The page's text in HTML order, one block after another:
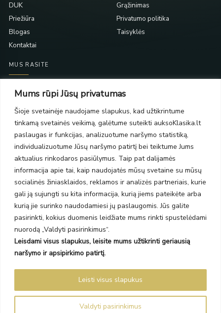
Mums rūpi Jūsų privatumas
Šioje svetainėje naudojame slapukus, kad užtikrintume
tinkamą svetainės veikimą, galėtume suteikti auksoKlasika.lt
paslaugas ir funkcijas, analizuotume naršymo statistiką,
individualizuotume Jūsų naršymo patirtį bei teiktume Jums
aktualius rinkodaros pasiūlymus. Taip pat dalijamės
informacija apie tai, kaip naudojatės mūsų svetaine su mūsų
socialinės žiniasklaidos, reklamos ir analizės partneriais, kurie
gali ją sujungti su kita informacija, kurią jiems pateikėte arba
kurią jie surinko naudodamiesi jų paslaugomis. Jūs galite
pasirinkti, kokius duomenis leidžiate mums rinkti spustelėdami
nuorodą „Valdyti pasirinkimus“.
Leisdami visus slapukus, leisite mums užtikrinti geriausią
naršymo ir apsipirkimo patirtį.
Valdyti pasirinkimus
Leisti visus slapukus
DUK
Priežiūra
Blogas
Kontaktai
Grąžinimas
Privatumo politika
Taisyklės
MUS RASITE
Taikos pr. 139
PC Molas, Klaipėda
Taikos pr. 141
PC BIG 2, Klaipėda
Šilutės pl. 35
PC Banginis, Klaipėda
NAUJIENLAIŠKIS
Prenumeruokite ir gaukite pasiūlymus, naujienas bei riboto
leidimo kolekcijas.
Prenumeruodami sutinkate su Taisyklėmis ir Privatumo politika.
Auksoklasika.lt © 2026 Visos teisės saugomos